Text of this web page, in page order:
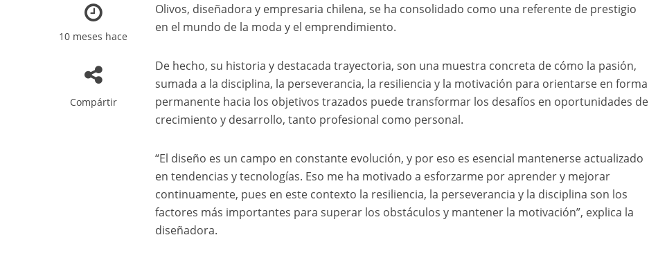
10 meses hace
Compártir
Olivos, diseñadora y empresaria chilena, se ha consolidado como una referente de prestigio
en el mundo de la moda y el emprendimiento.
De hecho, su historia y destacada trayectoria, son una muestra concreta de cómo la pasión,
sumada a la disciplina, la perseverancia, la resiliencia y la motivación para orientarse en forma
permanente hacia los objetivos trazados puede transformar los desafíos en oportunidades de
crecimiento y desarrollo, tanto profesional como personal.
“El diseño es un campo en constante evolución, y por eso es esencial mantenerse actualizado
en tendencias y tecnologías. Eso me ha motivado a esforzarme por aprender y mejorar
continuamente, pues en este contexto la resiliencia, la perseverancia y la disciplina son los
factores más importantes para superar los obstáculos y mantener la motivación”, explica la
diseñadora.